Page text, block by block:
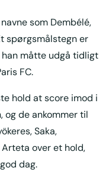
som Dembélé,
spørgsmålstegn er
måtte udgå tidligt
FC.
hold at score imod i
de ankommer til
Saka,
over et hold,
dag.